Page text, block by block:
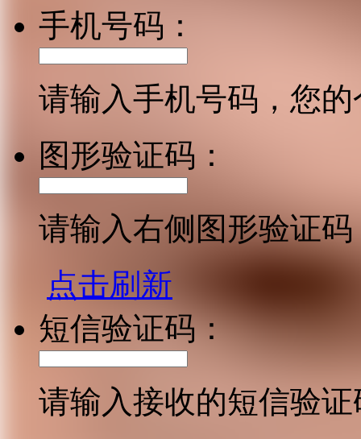
手机号码：
请输入手机号码，您
图形验证码：
请输入右侧图形验证码
点击刷新
短信验证码：
请输入接收的短信验证